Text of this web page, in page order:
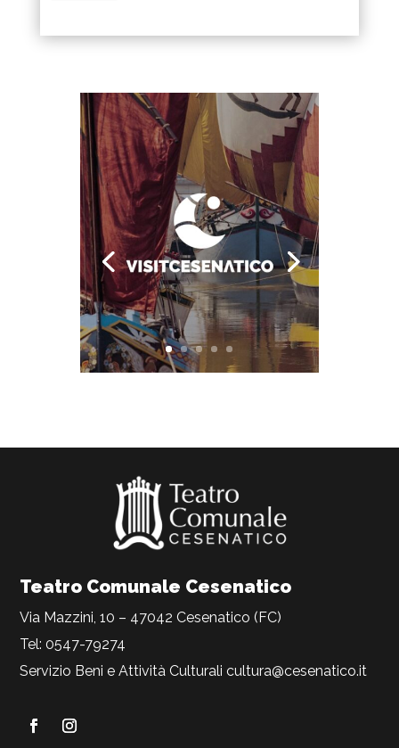
Teatro Comunale Cesenatico
Via Mazzini, 10 – 47042 Cesenatico (FC)
Tel: 0547-79274
Servizio Beni e Attività Culturalicultura@cesenatico.it